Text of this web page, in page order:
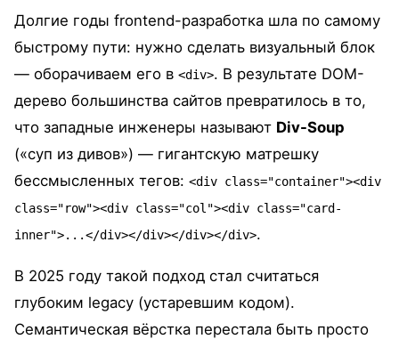
Долгие годы frontend-разработка шла по самому
быстрому пути: нужно сделать визуальный блок
— оборачиваем его в <div>. В результате DOM-
дерево большинства сайтов превратилось в то,
что западные инженеры называют Div-Soup
(«суп из дивов») — гигантскую матрешку
бессмысленных тегов: <div class="container"><div
class="row"><div class="col"><div class="card-
inner">...</div></div></div></div>.
В 2025 году такой подход стал считаться
глубоким legacy (устаревшим кодом).
Семантическая вёрстка перестала быть просто